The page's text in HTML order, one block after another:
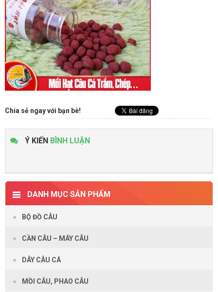
Chia sẻ ngay với bạn bè!
Ý KIẾN BÌNH LUẬN
DANH MỤC SẢN PHẨM
BỘ ĐỒ CÂU
CẦN CÂU – MÁY CÂU
DÂY CÂU CÁ
MỒI CÂU, PHAO CÂU